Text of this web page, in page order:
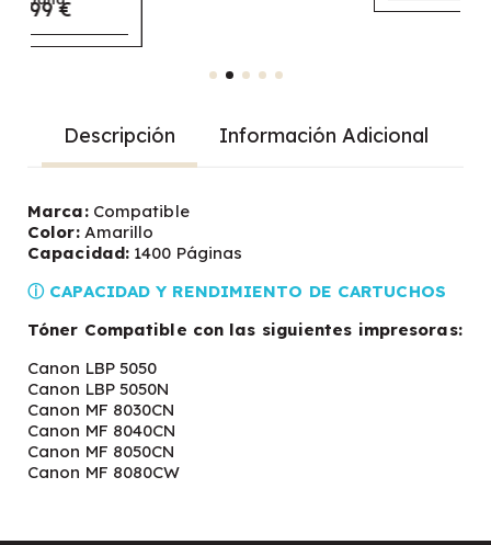
Descripción Información Adicional
Marca:Compatible
Color:Amarillo
Capacidad: 1400 Páginas
ⓘ CAPACIDAD Y RENDIMIENTO DE CARTUCHOS
Tóner Compatible con las siguientes impresoras:
Canon LBP 5050
Canon LBP 5050N
Canon MF 8030CN
Canon MF 8040CN
Canon MF 8050CN
Canon MF 8080CW